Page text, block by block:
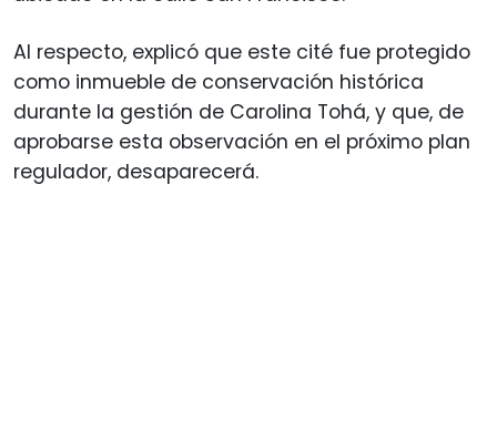
Al respecto, explicó que este cité fue protegido
como inmueble de conservación histórica
durante la gestión de Carolina Tohá, y que, de
aprobarse esta observación en el próximo plan
regulador, desaparecerá.